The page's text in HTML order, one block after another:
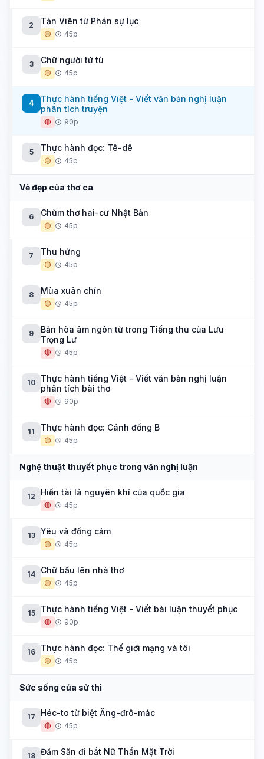
2 Tản Viên từ Phán sự lục
🟡 45p
3 Chữ người tử tù
🟡 45p
4
Thực hành tiếng Việt - Viết văn bản nghị luận
phân tích truyện
🔴 90p
5 Thực hành đọc: Tê-dê
🟡 45p
Vẻ đẹp của thơ ca
6 Chùm thơ hai-cư Nhật Bản
🟡 45p
7 Thu hứng
🟡 45p
8 Mùa xuân chín
🟡 45p
9
Bản hòa âm ngôn từ trong Tiếng thu của Lưu
Trọng Lư
🔴 45p
10
Thực hành tiếng Việt - Viết văn bản nghị luận
phân tích bài thơ
🔴 90p
11 Thực hành đọc: Cánh đồng B
🟡 45p
Nghệ thuật thuyết phục trong văn nghị luận
12 Hiền tài là nguyên khí của quốc gia
🔴 45p
13 Yêu và đồng cảm
🟡 45p
14 Chữ bầu lên nhà thơ
🟡 45p
15 Thực hành tiếng Việt - Viết bài luận thuyết phục
🔴 90p
16 Thực hành đọc: Thế giới mạng và tôi
🟡 45p
Sức sống của sử thi
17 Héc-to từ biệt Ăng-đrô-mác
🔴 45p
18 Đăm Săn đi bắt Nữ Thần Mặt Trời